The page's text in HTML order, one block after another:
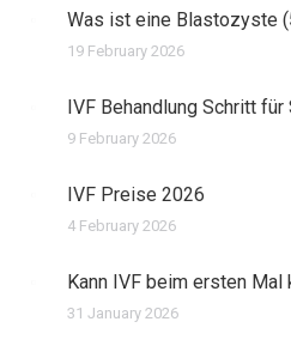
Was ist eine Blastozyste
19 February 2026
IVF Behandlung Schritt für
9 February 2026
IVF Preise 2026
4 February 2026
Kann IVF beim ersten Mal
31 January 2026